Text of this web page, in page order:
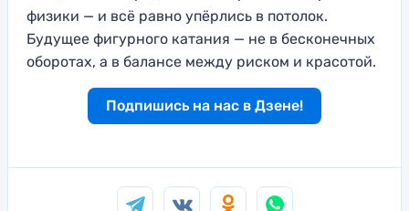
физики — и всё равно упёрлись в потолок.
Будущее фигурного катания — не в бесконечных
оборотах, а в балансе между риском и красотой.
Подпишись на нас в Дзене!